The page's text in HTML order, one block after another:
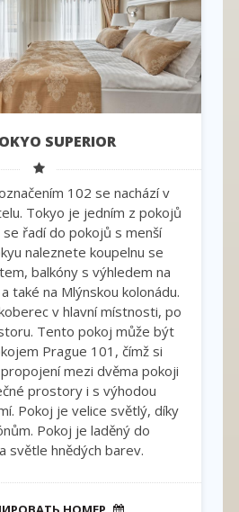
SUPERIOR
102 se nachází v
Tokyo je jedním z pokojů
se řadí do pokojů s menší
naleznete koupelnu se
balkóny s výhledem na
také na Mlýnskou kolonádu.
v hlavní místnosti, po
Tento pokoj může být
Prague 101, čímž si
mezi dvěma pokoji
prostory i s výhodou
Pokoj je velice světlý, díky
Pokoj je laděný do
světle hnědých barev.